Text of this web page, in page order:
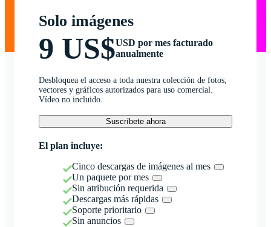
Solo imágenes
9 US$USD por mes facturado
anualmente
Desbloquea el acceso a toda nuestra colección de fotos,
vectores y gráficos autorizados para uso comercial.
Vídeo no incluido.
Suscríbete ahora
El plan incluye:
Cinco descargas de imágenes al mes
Un paquete por mes
Sin atribución requerida
Descargas más rápidas
Soporte prioritario
Sin anuncios